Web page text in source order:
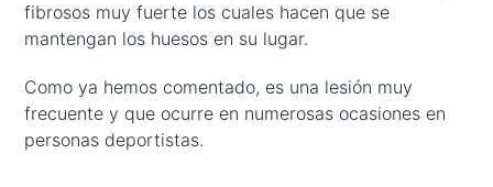
fibrosos muy fuerte los cuales hacen que se
mantengan los huesos en su lugar.
Como ya hemos comentado, es una lesión muy
frecuente y que ocurre en numerosas ocasiones en
personas deportistas.